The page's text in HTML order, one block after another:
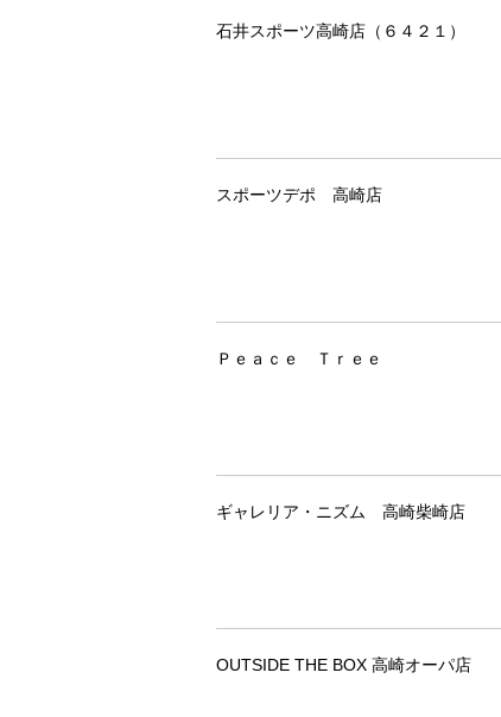
石井スポーツ高崎店（６４２１）
スポーツデポ 高崎店
Ｐｅａｃｅ Ｔｒｅｅ
ギャレリア・ニズム 高崎柴崎店
OUTSIDE THE BOX 高崎オーパ店